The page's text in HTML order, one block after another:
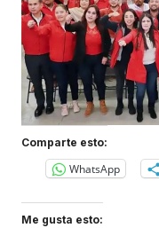
Comparte esto:
WhatsApp
Me gusta esto: